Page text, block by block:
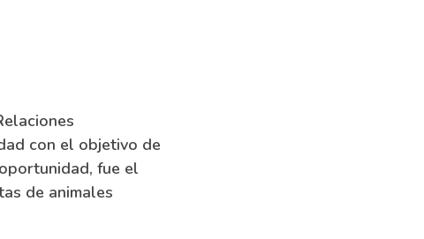
con el objetivo de
fue el
de animales